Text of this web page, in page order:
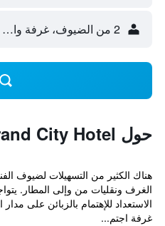
2 من الضيوف، غرفة واحدة
حول Grand City Hotel
هناك الكثير من التسهيلات لضيوف
الغرف ونقليات من وإلى المطار.
الاستعداد للإهتمام بالزبائن على
غرفة اجتم...